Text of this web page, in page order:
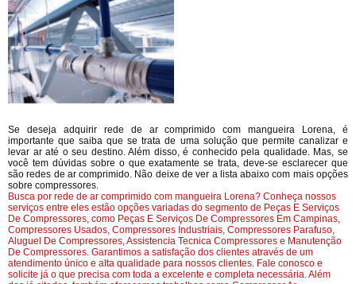
Se deseja adquirir rede de ar comprimido com mangueira Lorena, é
importante que saiba que se trata de uma solução que permite canalizar e
levar ar até o seu destino. Além disso, é conhecido pela qualidade. Mas, se
você tem dúvidas sobre o que exatamente se trata, deve-se esclarecer que
são redes de ar comprimido. Não deixe de ver a lista abaixo com mais opções
sobre compressores.
Busca por rede de ar comprimido com mangueira Lorena? Conheça nossos
serviços entre eles estão opções variadas do segmento de Peças E Serviços
De Compressores, como Peças E Serviços De Compressores Em Campinas,
Compressores Usados, Compressores Industriais, Compressores Parafuso,
Aluguel De Compressores, Assistencia Tecnica Compressores e Manutenção
De Compressores. Garantimos a satisfação dos clientes através de um
atendimento único e alta qualidade para nossos clientes. Fale conosco e
solicite já o que precisa com toda a excelente e completa necessária. Além